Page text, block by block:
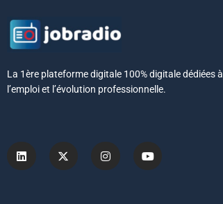
La 1ère plateforme digitale 100% digitale dédiées à
l’emploi et l’évolution professionnelle.